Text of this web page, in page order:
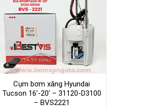
Cụm bơm xăng Hyundai
Tucson 16′-20′ – 31120-D3100
– BVS2221